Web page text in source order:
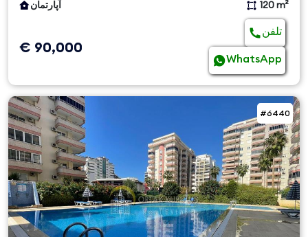
آپارتمان
120 m²
€ 90,000
تلفن
WhatsApp
#6440